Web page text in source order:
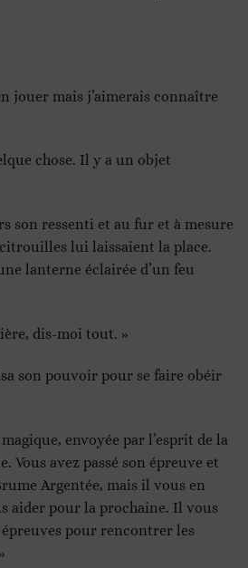
jouer mais j’aimerais connaître
chose. Il y a un objet
son ressenti et au fur et à mesure
lui laissaient la place.
lanterne éclairée d’un feu
dis-moi tout. »
son pouvoir pour se faire obéir
envoyée par l’esprit de la
Vous avez passé son épreuve et
Argentée, mais il vous en
aider pour la prochaine. Il vous
pour rencontrer les